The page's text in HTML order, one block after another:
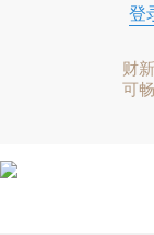
登
财
可